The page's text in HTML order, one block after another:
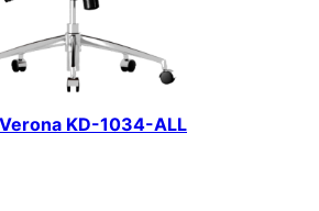
KD-1034-ALL